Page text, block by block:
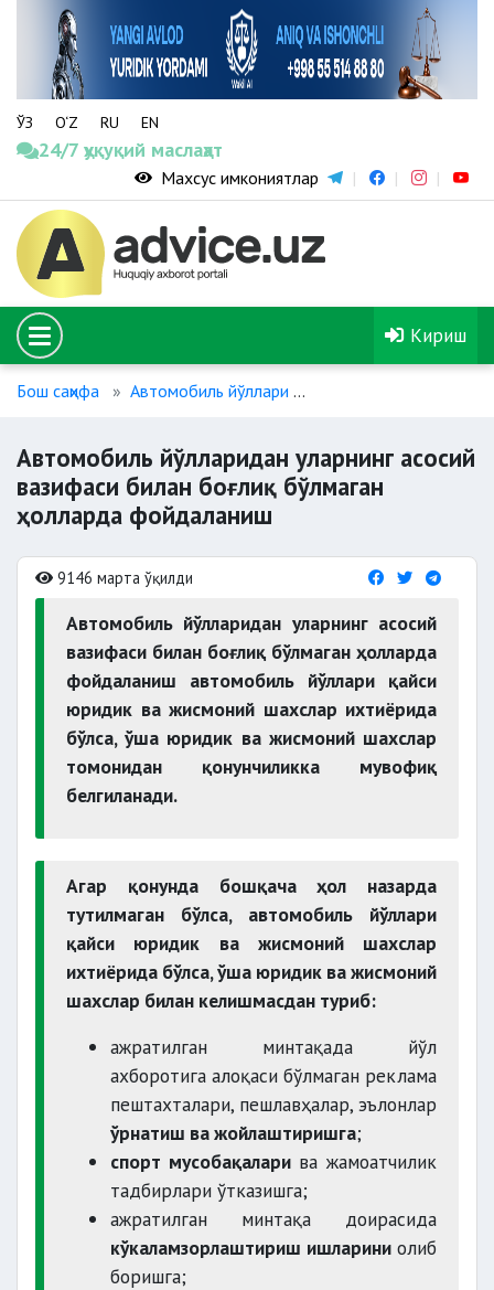
ЎЗ O‘Z RU EN
24/7 ҳуқуқий маслаҳат
Махсус имкониятлар
Кириш
Бош саҳифа Автомобиль йўллари
Автомобиль йўлларидан уларнинг асосий
вазифаси билан боғлиқ бўлмаган
ҳолларда фойдаланиш
9146 марта ўқилди
Автомобиль йўлларидан уларнинг асосий
вазифаси билан боғлиқ бўлмаган ҳолларда
фойдаланиш автомобиль йўллари қайси
юридик ва жисмоний шахслар ихтиёрида
бўлса, ўша юридик ва жисмоний шахслар
томонидан қонунчиликка мувофиқ
белгиланади.
Агар қонунда бошқача ҳол назарда
тутилмаган бўлса, автомобиль йўллари
қайси юридик ва жисмоний шахслар
ихтиёрида бўлса, ўша юридик ва жисмоний
шахслар билан келишмасдан туриб:
ажратилган минтақада йўл
ахборотига алоқаси бўлмаган реклама
пештахталари, пешлавҳалар, эълонлар
ўрнатиш ва жойлаштиришга;
спорт мусобақаларива жамоатчилик
тадбирлари ўтказишга;
ажратилган минтақа доирасида
кўкаламзорлаштириш ишлариниолиб
боришга;